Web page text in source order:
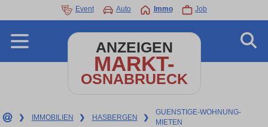
Event Auto Immo Job
ANZEIGEN
MARKT-
OSNABRUECK
❯ IMMOBILIEN ❯ HASBERGEN ❯
GUENSTIGE-WOHNUNG-
MIETEN